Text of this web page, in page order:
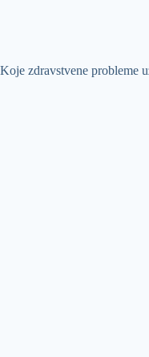
Koje zdravstvene probleme